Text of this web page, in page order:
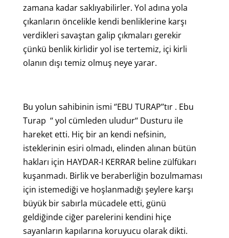
zamana kadar saklıyabilirler. Yol adına yola
çıkanların öncelikle kendi benliklerine karşı
verdikleri savaştan galip çıkmaları gerekir
çünkü benlik kirlidir yol ise tertemiz, içi kirli
olanın dışı temiz olmuş neye yarar.
Bu yolun sahibinin ismi ‘’EBU TURAP’’tır . Ebu
Turap ‘‘ yol cümleden uludur‘‘ Dusturu ile
hareket etti. Hiç bir an kendi nefsinin,
isteklerinin esiri olmadı, elinden alınan bütün
hakları için HAYDAR-I KERRAR beline zülfükarı
kuşanmadı. Birlik ve beraberliğin bozulmaması
için istemediği ve hoşlanmadığı şeylere karşı
büyük bir sabırla mücadele etti, günü
geldiğinde ciğer parelerini kendini hiçe
sayanların kapılarına koruyucu olarak dikti.